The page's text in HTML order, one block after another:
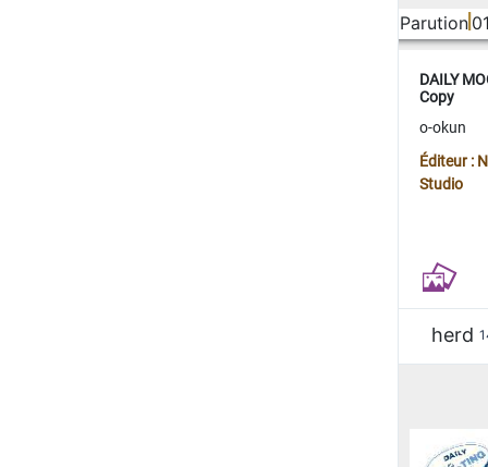
Parution
DAILY
Copy
o-okun
Éditeur :
Studio
herd